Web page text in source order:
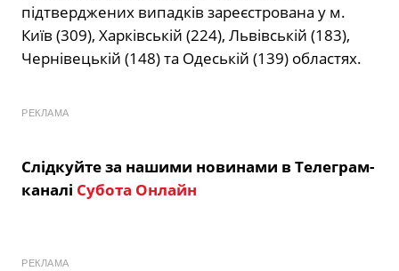
підтверджених випадків зареєстрована у м.
Київ (309), Харківській (224), Львівській (183),
Чернівецькій (148) та Одеській (139) областях.
РЕКЛАМА
Слідкуйте за нашими новинами в Телеграм-
каналі Субота Онлайн
РЕКЛАМА